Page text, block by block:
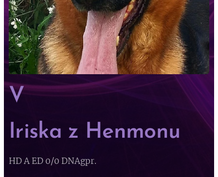
V
Iriska z Henmonu
HD A ED 0/0 DNAgpr.